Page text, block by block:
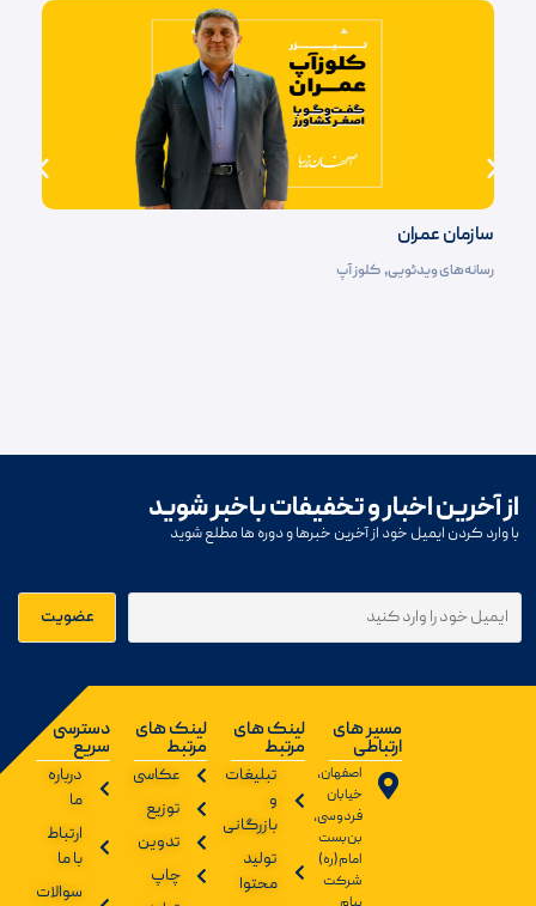
سازمان عمران
رسانه‌های ویدئویی, کلوز آپ
از آخرین اخبار و تخفیفات باخبر شوید
با وارد کردن ایمیل خود از آخرین خبرها و دوره ها مطلع شوید
مسیر های
ارتباطی
اصفهان،
خیابان
فردوسی،
بن‌بست
امام(ره)
شرکت
لینک های
مرتبط
تبلیغات
و
بازرگانی
تولید
محتوا
لینک های
مرتبط
عکاسی
توزیع
تدوین
چاپ
دسترسی
سریع
درباره
ما
ارتباط
با ما
سوالات